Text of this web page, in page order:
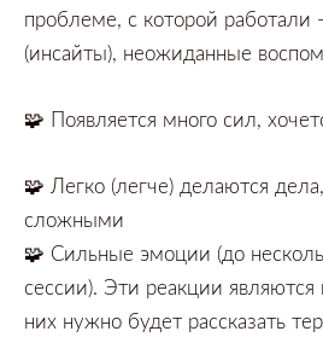
проблеме, с которой работали -
(инсайты), неожиданные
🧩 Появляется много сил,
🧩 Легко (легче) делаются
сложными
🧩 Сильные эмоции (до
сессии). Эти реакции
них нужно будет рассказать